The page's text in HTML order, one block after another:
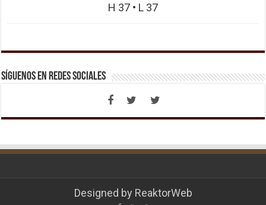
H 37 • L 37
Síguenos en Redes Sociales
Designed by ReaktorWeb